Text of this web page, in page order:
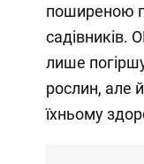
поширеною
садівників.
лише
рослин, але
їхньому